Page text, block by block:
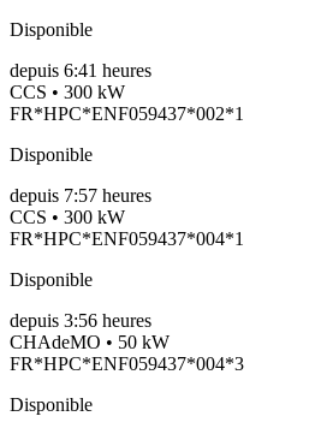
Disponible
depuis 6:41 heures
CCS • 300 kW
FR*HPC*ENF059437*002*1
Disponible
depuis 7:57 heures
CCS • 300 kW
FR*HPC*ENF059437*004*1
Disponible
depuis 3:56 heures
CHAdeMO • 50 kW
FR*HPC*ENF059437*004*3
Disponible